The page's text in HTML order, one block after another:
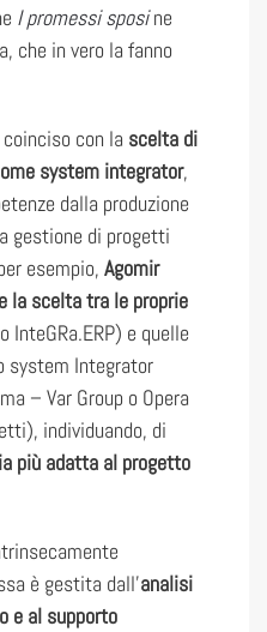
I promessi sposine
che in vero la fanno
coinciso con la scelta di
system integrator,
dalla produzione
gestione di progetti
esempio, Agomir
la scelta tra le proprie
InteGRa.ERP) e quelle
system Integrator
– Var Group o Opera
individuando, di
più adatta al progetto
è gestita dall’analisi
e al supporto